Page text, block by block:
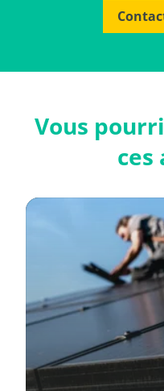
Vous
ces